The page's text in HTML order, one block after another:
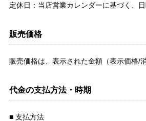
定休日：当店営業カレンダーに基づく、
販売価格
販売価格は、表示された金額（表示価格/
代金の支払方法・時期
■ 支払方法